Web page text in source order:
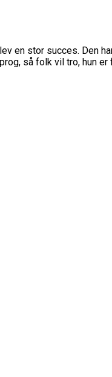
en stor succes. Den
så folk vil tro, hun er